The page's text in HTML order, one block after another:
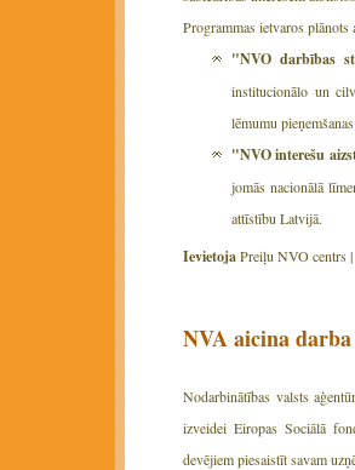
Programmas ietvaros
"NVO darbības
institucionālo un
lēmumu
"NVO interešu
jomās nacionālā
attīstību Latvijā.
IevietojaPreiļu NVO centrs |
NVA aicina
Nodarbinātības valsts
izveidei Eiropas Sociālā
devējiem piesaistīt savam